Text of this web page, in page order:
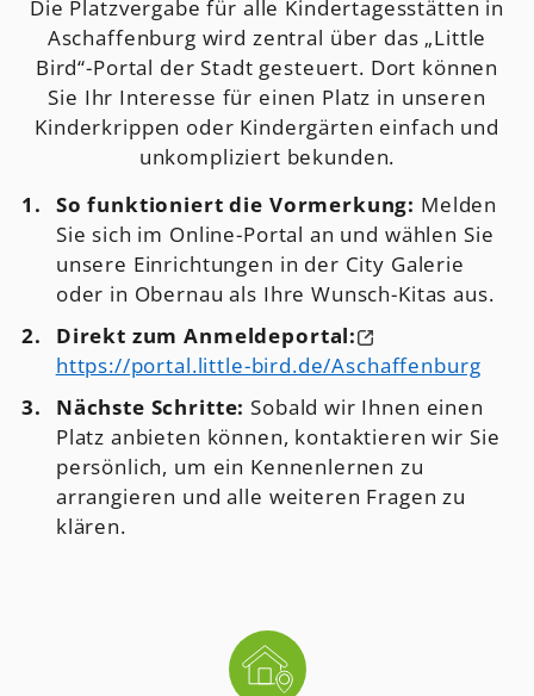
Die Platzvergabe für alle Kindertagesstätten in
Aschaffenburg wird zentral über das „Little
Bird“-Portal der Stadt gesteuert. Dort können
Sie Ihr Interesse für einen Platz in unseren
Kinderkrippen oder Kindergärten einfach und
unkompliziert bekunden.
So funktioniert die Vormerkung: Melden
Sie sich im Online-Portal an und wählen Sie
unsere Einrichtungen in der City Galerie
oder in Obernau als Ihre Wunsch-Kitas aus.
Direkt zum Anmeldeportal:
https://portal.little-bird.de/Aschaffenburg
Nächste Schritte: Sobald wir Ihnen einen
Platz anbieten können, kontaktieren wir Sie
persönlich, um ein Kennenlernen zu
arrangieren und alle weiteren Fragen zu
klären.